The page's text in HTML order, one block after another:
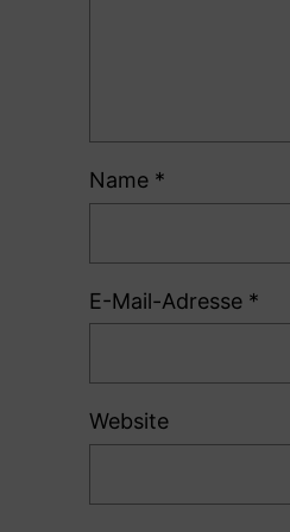
Name *
E-Mail-Adresse *
Website